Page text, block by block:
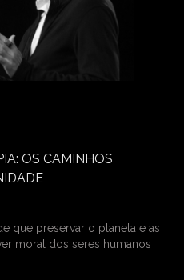
OS CAMINHOS
que preservar o planeta e as
moral dos seres humanos